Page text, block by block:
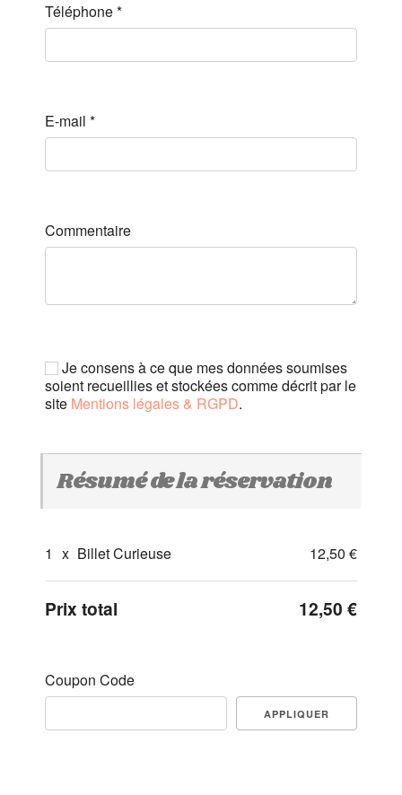
Téléphone*
E-mail *
Commentaire
Je consens à ce que mes données soumises
soient recueillies et stockées comme décrit par le
site Mentions légales & RGPD.
Résumé de la réservation
1 x Billet Curieuse 12,50 €
Prix total 12,50 €
Coupon Code
APPLIQUER